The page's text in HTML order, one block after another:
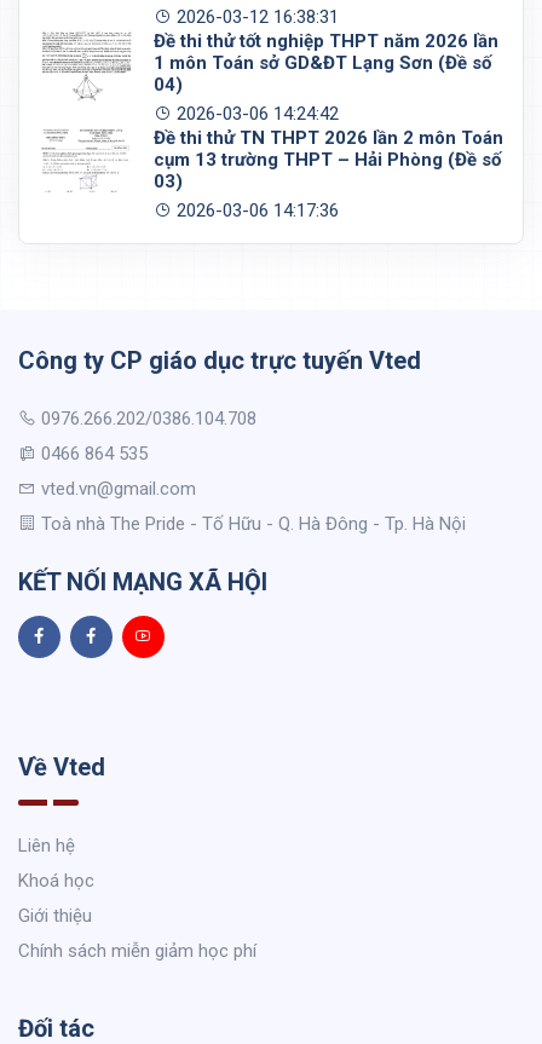
2026-03-12 16:38:31
Đề thi thử tốt nghiệp THPT năm 2026 lần
1 môn Toán sở GD&ĐT Lạng Sơn (Đề số
04)
2026-03-06 14:24:42
Đề thi thử TN THPT 2026 lần 2 môn Toán
cụm 13 trường THPT – Hải Phòng (Đề số
03)
2026-03-06 14:17:36
Công ty CP giáo dục trực tuyến Vted
0976.266.202/0386.104.708
0466 864 535
vted.vn@gmail.com
Toà nhà The Pride - Tố Hữu - Q. Hà Đông - Tp. Hà Nội
KẾT NỐI MẠNG XÃ HỘI
Về Vted
Liên hệ
Khoá học
Giới thiệu
Chính sách miễn giảm học phí
Đối tác